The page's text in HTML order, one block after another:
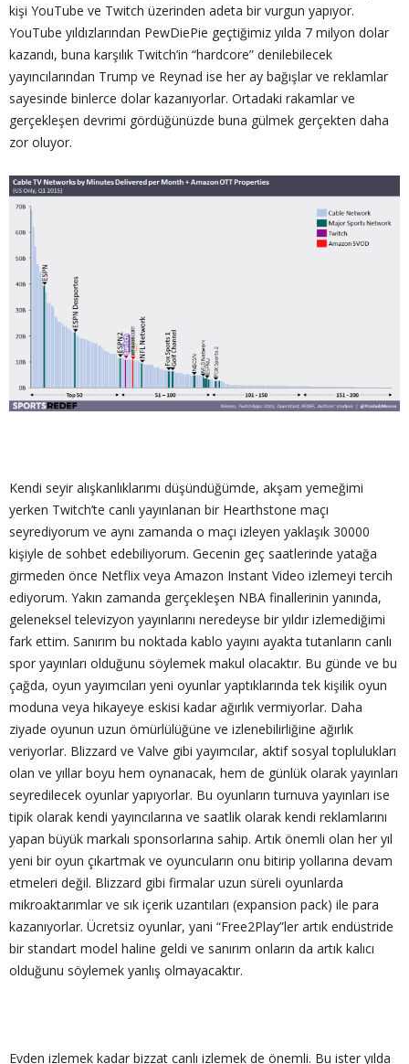
kişi YouTube ve Twitch üzerinden adeta bir vurgun yapıyor.
YouTube yıldızlarından PewDiePie geçtiğimiz yılda 7 milyon dolar
kazandı, buna karşılık Twitch’in “hardcore” denilebilecek
yayıncılarından Trump ve Reynad ise her ay bağışlar ve reklamlar
sayesinde binlerce dolar kazanıyorlar. Ortadaki rakamlar ve
gerçekleşen devrimi gördüğünüzde buna gülmek gerçekten daha
zor oluyor.
Kendi seyir alışkanlıklarımı düşündüğümde, akşam yemeğimi
yerken Twitch’te canlı yayınlanan bir Hearthstone maçı
seyrediyorum ve aynı zamanda o maçı izleyen yaklaşık 30000
kişiyle de sohbet edebiliyorum. Gecenin geç saatlerinde yatağa
girmeden önce Netflix veya Amazon Instant Video izlemeyi tercih
ediyorum. Yakın zamanda gerçekleşen NBA finallerinin yanında,
geleneksel televizyon yayınlarını neredeyse bir yıldır izlemediğimi
fark ettim. Sanırım bu noktada kablo yayını ayakta tutanların canlı
spor yayınları olduğunu söylemek makul olacaktır. Bu günde ve bu
çağda, oyun yayımcıları yeni oyunlar yaptıklarında tek kişilik oyun
moduna veya hikayeye eskisi kadar ağırlık vermiyorlar. Daha
ziyade oyunun uzun ömürlülüğüne ve izlenebilirliğine ağırlık
veriyorlar. Blizzard ve Valve gibi yayımcılar, aktif sosyal toplulukları
olan ve yıllar boyu hem oynanacak, hem de günlük olarak yayınları
seyredilecek oyunlar yapıyorlar. Bu oyunların turnuva yayınları ise
tipik olarak kendi yayıncılarına ve saatlik olarak kendi reklamlarını
yapan büyük markalı sponsorlarına sahip. Artık önemli olan her yıl
yeni bir oyun çıkartmak ve oyuncuların onu bitirip yollarına devam
etmeleri değil. Blizzard gibi firmalar uzun süreli oyunlarda
mikroaktarımlar ve sık içerik uzantıları (expansion pack) ile para
kazanıyorlar. Ücretsiz oyunlar, yani “Free2Play”ler artık endüstride
bir standart model haline geldi ve sanırım onların da artık kalıcı
olduğunu söylemek yanlış olmayacaktır.
Evden izlemek kadar bizzat canlı izlemek de önemli. Bu ister yılda